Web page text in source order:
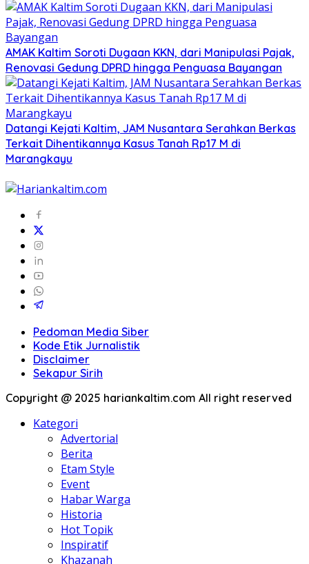
AMAK Kaltim Soroti Dugaan KKN, dari Manipulasi Pajak,
Renovasi Gedung DPRD hingga Penguasa Bayangan
Datangi Kejati Kaltim, JAM Nusantara Serahkan Berkas
Terkait Dihentikannya Kasus Tanah Rp17 M di
Marangkayu
Pedoman Media Siber
Kode Etik Jurnalistik
Disclaimer
Sekapur Sirih
Copyright @ 2025 hariankaltim.com All right reserved
Kategori
Advertorial
Berita
Etam Style
Event
Habar Warga
Historia
Hot Topik
Inspiratif
Khazanah